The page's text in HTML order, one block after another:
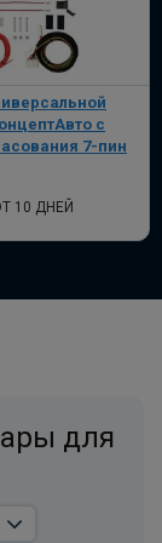
с
7-пин
10 ДНЕЙ
для